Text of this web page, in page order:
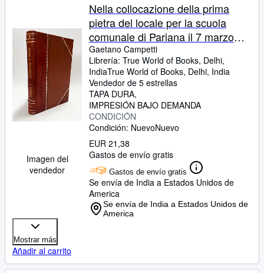
Imagen del
vendedor
Nella collocazione della prima
pietra del locale per la scuola
comunale di Pariana il 7 marzo
1869 Discorsi del r. provveditore e
dell'ispettore delle scuole della
provincia di Lucca preceduti da
una lettera del delegato scolastico
pei mandamenti di Capannori e da
una narrazione di quella solennita
Gaetano Campetti 1869
[LeatherBound]
Gaetano Campetti
Librería: True World of Books, Delhi,
IndiaTrue World of Books, Delhi, India
Vendedor de 5 estrellas
TAPA DURA
IMPRESIÓN BAJO DEMANDA
CONDICIÓN
Condición: NuevoNuevo
EUR 21,38
Gastos de envío gratis
Gastos de envío gratis
Se envía de India a Estados Unidos de
America
Se envía de India a Estados Unidos de
America
Mostrar más
Añadir al carrito